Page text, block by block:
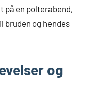
på en polterabend,
bruden og hendes
og